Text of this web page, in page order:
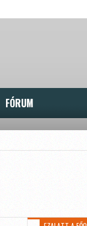
FÓRUM